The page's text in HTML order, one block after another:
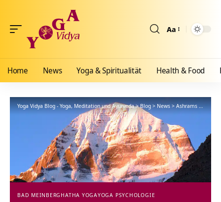
Aa
Home News Yoga & Spiritualität Health & Food
Yoga Vidya Blog - Yoga, Meditation und Ayurveda>Blog>News>Ashrams> Bad
BAD MEINBERG HATHA YOGAYOGA PSYCHOLOGIE